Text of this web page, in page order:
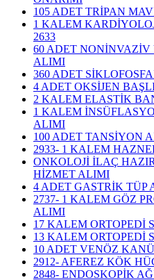
105 ADET TRİPAN
1 KALEM
2633
60 ADET
ALIMI
360 ADET
4 ADET OKSİJEN
2 KALEM ELASTİK
1 KALEM
ALIMI
100 ADET TANSİYON
2933- 1 KALEM
ONKOLOJİ İLAÇ
HİZMET ALIMI
4 ADET GASTRİK TÜP
2737- 1 KALEM GÖZ
ALIMI
17 KALEM ORTOPEDİ
13 KALEM ORTOPEDİ
10 ADET VENÖZ
2912- AFEREZ KÖK
2848- ENDOSKOPİK